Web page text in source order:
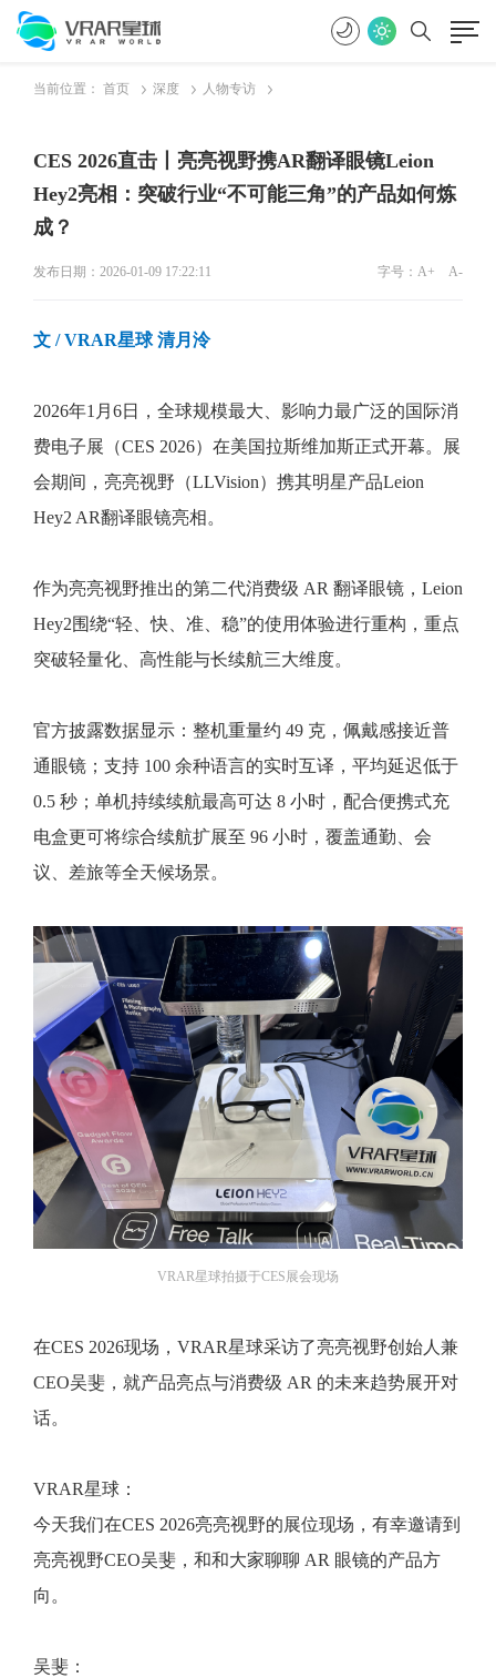
当前位置： 首页 深度 人物专访
CES 2026直击丨亮亮视野携AR翻译眼镜Leion
Hey2亮相：突破行业“不可能三角”的产品如何炼
成？
发布日期：2026-01-09 17:22:11 字号： A+ A-
文 / VRAR星球 清月泠
2026年1月6日，全球规模最大
影响力最广泛的国际消
费电子展（CES 2026）在美国拉斯维加斯正式开幕。
展
会期间 ，亮亮视野（LLVision）携其明星产品Leion
Hey2 AR翻译眼镜亮相。
作为亮亮视野推出的第二代消费级 AR 翻译眼镜，Leion
Hey2围绕“轻、快、准、稳”的使用体验进行重构，重点
突破轻量化、高性能与长续航三大维度。
官方披露数据显示：整机重量约 49 克，佩戴感接近普
通眼镜；支持 100 余种语言的实时互译，平均延迟低于
0.5 秒；单机持续续航最高可达 8 小时，配合便携式充
电盒更可将综合续航扩展至 96 小时，覆盖通勤、会
议、差旅等全天候场景。
VRAR星球拍摄于CES展会现场
在CES 2026现场，VRAR星球采访了亮亮视野创始人兼
CEO吴斐，就产品亮点与消费级 AR 的未来趋势展开对
话。
VRAR星球：
今天我们在CES 2026亮亮视野的展位现场，有幸邀请到
亮亮视野CEO吴斐，和和大家聊聊 AR 眼镜的产品方
向。
吴斐：